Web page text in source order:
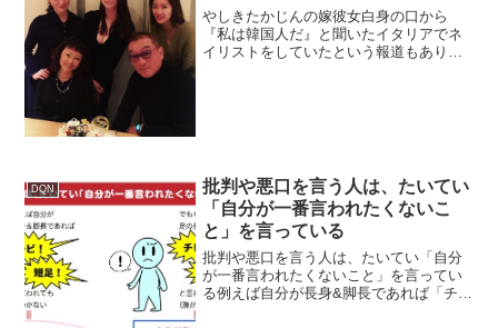
姓：森田さくら)
やしきたかじんの嫁彼女白身の口から
『私は韓国人だ』と聞いたイタリアでネ
イリストをしていたという報道もあり、
DQN
批判や悪口を言う人は、たいてい
「自分が一番言われたくないこ
と」を言っている
批判や悪口を言う人は、たいてい「自分
が一番言われたくないこと」を言ってい
る例えば自分が長身&脚長であれば「チ